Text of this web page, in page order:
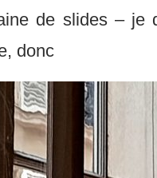
de slides – je
donc